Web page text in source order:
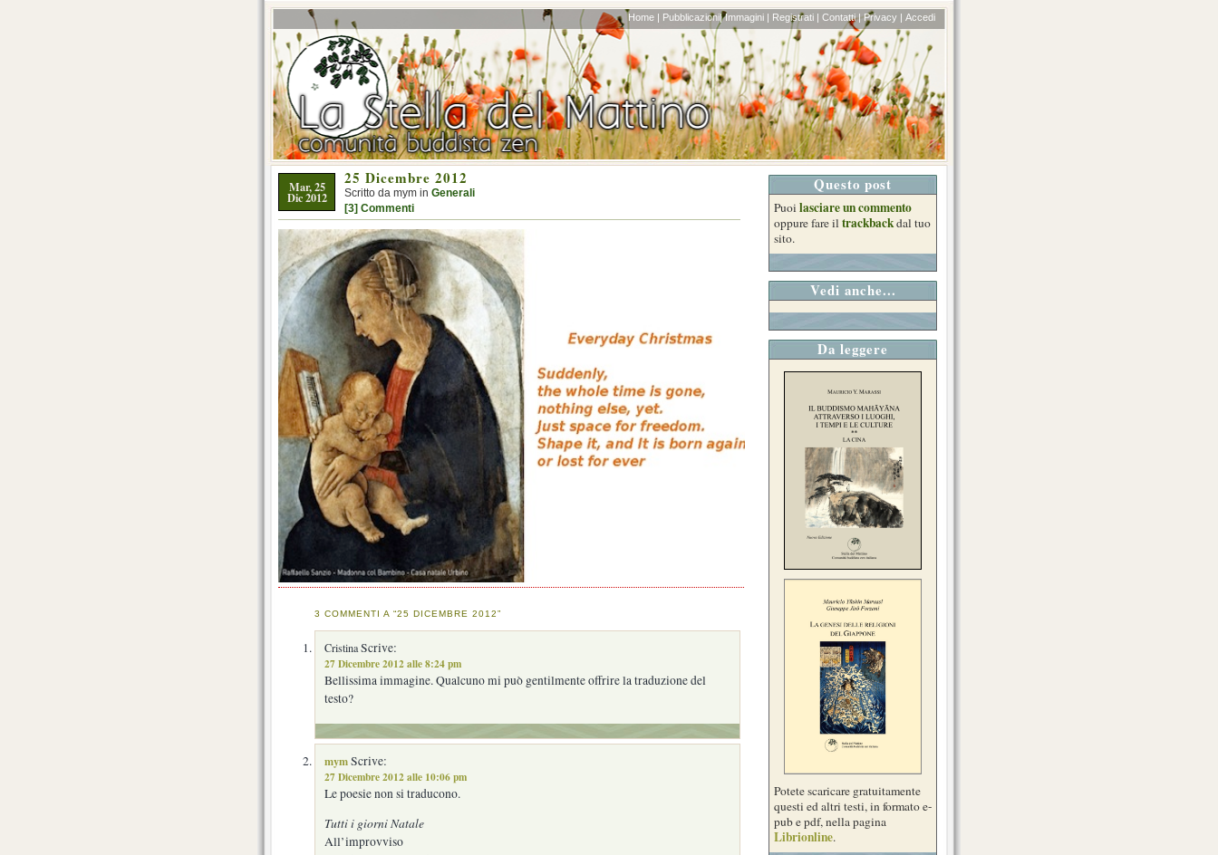
Home | Pubblicazioni| Immagini | Registrati | Contatti | Privacy | Accedi
Mar, 25
Dic 2012
25 Dicembre 2012
Scritto da mym in Generali
[3] Commenti
3 COMMENTI A “25 DICEMBRE 2012”
CristinaScrive:
27 Dicembre 2012 alle 8:24 pm
Bellissima immagine. Qualcuno mi può gentilmente offrire la traduzione del
testo?
mymScrive:
27 Dicembre 2012 alle 10:06 pm
Le poesie non si traducono.
Tutti i giorni Natale
All’improvviso
Questo post
Puoi lasciare un commento
oppure fare il trackbackdal tuo
sito.
Vedi anche...
Da leggere
Potete scaricare gratuitamente
questi ed altri testi, in formato e-
pub e pdf, nella pagina
Librionline.